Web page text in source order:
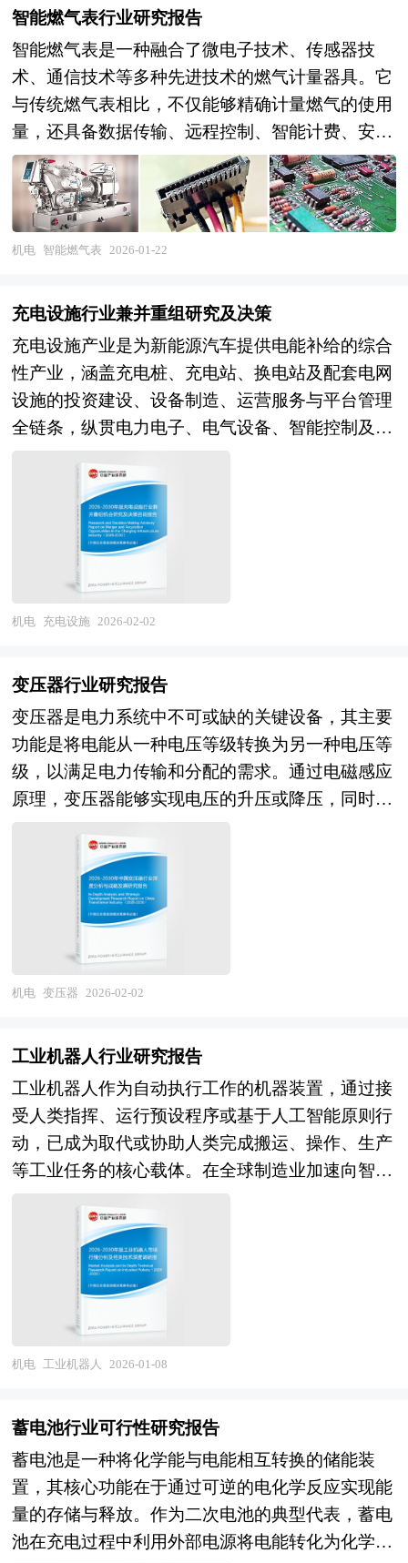
智能燃气表行业研究报告
智能燃气表是一种融合了微电子技术、传感器技
术、通信技术等多种先进技术的燃气计量器具。它
与传统燃气表相比，不仅能够精确计量燃气的使用
量，还具备数据传输、远程控制、智能计费、安全
监测等多种功能。例如，通过内置的传感器实时监
测燃气流量，利用通信模块将数据传输给燃气公司
的管理系统，实现远程抄表和缴费等功能。 在市
场竞争中，头部企业凭借多方面优势，正逐步扩大
入大量资金用于技术创新，如金卡智能在传感器技
术研发上不断突破，使得其智能燃气表计量精度远
超行业平均水平。在产品制造工艺方面，这些企业
拥有先进的生产设备和严格的质量管控体系，产品
质量可靠，性能稳定。品牌影响力也不容小觑，经
过多年市场耕耘，已在燃气公司、用户群体中树立
起良好口碑，与众多大型燃气公司建立长期稳定合
作关系，获得大量订单。 本研究咨询报告由中研
普华咨询公司领衔撰写，在大量周密的市场调研基
础上，主要依据国家统计局、商务部、国家发改
委、国家经济信息中心、国务院发展研究中心、工
信部、中国行业研究网、全国及海外多种相关报纸
客观、多角度地对中国智能燃气表市场进行了分析
研究。报告在总结中国智能燃气表发展历程的基础
上，结合新时期的各方面因素，对中国智能燃气表
的发展趋势给予了细致和审慎的预测论证。报告资
料详实，图表丰富，既有深入的分析，又有直观的
先机，能准确及时的针对自身环境调整经营策略。
机电 智能燃气表 2026-01-22
充电设施行业兼并重组研究及决策
充电设施产业是为新能源汽车提供电能补给的综合
性产业，涵盖充电桩、充电站、换电站及配套电网
设施的投资建设、设备制造、运营服务与平台管理
全链条，纵贯电力电子、电气设备、智能控制及物
互联网、智慧城市运营及商业地产等多维业态。作
为新能源汽车产业发展的关键基础设施，充电设施
不仅直接影响电动汽车的推广普及与用户体验，更
是构建新型电力系统、实现交通领域"双碳"目标及
推动能源结构转型的战略支撑，在新型工业化与能
源革命中发挥着不可替代的基础保障作用。 企业
所有权的形式，一家或多家公司的全部资产与责任
资产与责任的另一公司仍然完全以自身名义继续运
行。公司收购则是指一家公司经由收购另一公司的
股票或股份等方式，取得该另一公司的控制权或管
理权。企业在并购及资产重组活动中会涉及到诸多
专业问题，比如并购目标公司的选定，目标公司资
产估值，并购重组方式的选择、融资方式的选择，
并购成本的控制，并购的法律问题等等，面对这些
问题，企业内部因缺乏专业人才往往难以正确处
理，因而必须委托专业的顾问机构协助。 本报告
由中研普华咨询公司领衔撰写，在大量周密的市场
调研基础上，主要依据了国家统计局、国家海关总
协会、中国行业研究网等国家部门、行业协会、国
内外相关报刊杂志发表公布的基础信息以及专业研
究机构公布和提供的大量资料，对我国充电设施行
业的发展状况、竞争情况、发展趋势、行业技术等
背景进行了分析，并重点分析了我国充电设施行业
面临的挑战。报告还对国内外的充电设施行业兼并
重组案例分析，并对充电设施行业兼并重组趋势进
行了趋向研判，本报告定期对充电设施行业运行和
兼并重组事件进行监测，数据保持动态更新，是充
电设施相关企业、科研单位、投资机构等单位准确
了解目前充电设施行业兼并重组动态，把握企业定
询报告》外，我们也可以根据企业具体项目要求专
项编写专业定制版，并根据详细要求合理报价，为
企业兼并重组提供全程指引服务。 1、中研普华作
为卖方顾问提供的服务内容： 并购可行性分析、
价值评估咨询、业务诊断及分析；寻找与推荐策略
机电 充电设施 2026-02-02
变压器行业研究报告
变压器是电力系统中不可或缺的关键设备，其主要
功能是将电能从一种电压等级转换为另一种电压等
级，以满足电力传输和分配的需求。通过电磁感应
原理，变压器能够实现电压的升压或降压，同时还
运行。变压器的性能直接关系到电力系统的效率、
稳定性和可靠性，因此在发电、输电、配电以及各
类用电设备中都发挥着至关重要的作用。根据不同
的应用场景，变压器可以分为电力变压器、特种变
压器、干式变压器、油浸式变压器等多种类型，每
种类型都有其独特的技术特点和应用优势。 近年
升级等方面都取得了显著的进展。随着智能电网、
器行业面临着新的机遇和挑战。一方面，智能电网
的建设要求变压器具备更高的智能化水平，能够实
现远程监控、故障诊断和自动化控制，以提高电网
的运行效率和可靠性。另一方面，特高压输电技术
的推广对变压器的电压等级和容量提出了更高的要
求，促使变压器制造企业不断研发更高电压、更大
容量的变压器产品。此外，随着新能源发电的规模
不断扩大，如太阳能、风能等，变压器在新能源接
入和转换方面的作用日益凸显，需要适应新能源发
电的间歇性和波动性特点，开发出更加高效、稳定
的变压器产品。同时，随着环保意识的增强，干式
具有防火、防爆、无污染等优点，适用于城市中心
和特殊环境下的电力供应。未来，中国变压器行业
将进入一个新的发展阶段。从技术趋势来看，智能
化、高效化、小型化将成为变压器行业的重要发展
方向。智能化技术将使变压器能够实时监测运行状
机电 变压器 2026-02-02
工业机器人行业研究报告
工业机器人作为自动执行工作的机器装置，通过接
受人类指挥、运行预设程序或基于人工智能原则行
动，已成为取代或协助人类完成搬运、操作、生产
等工业任务的核心载体。在全球制造业加速向智能
制造的核心执行单元，更是推动产业升级、重构国
际竞争格局的关键技术支撑。 当前，中国工业机
器人产业正站在从规模扩张向质量跃升的历史拐
点。市场呈现结构性分化特征：一方面，传统汽车
制造、3C电子等领域渗透率持续提升，应用场景从
焊接、搬运等标准化环节向精密装配、质量检测等
半导体、生物医药等新兴行业需求爆发式增长，对
同时，产业面临核心零部件"卡脖子"困局，谐波减
速器、伺服电机等关键部件国产化进程虽加速突
破，但在高端领域仍存显著替代空间。内资品牌凭
借成本优势与场景创新快速崛起，而外资品牌通过
机电 工业机器人 2026-01-08
蓄电池行业可行性研究报告
蓄电池是一种将化学能与电能相互转换的储能装
置，其核心功能在于通过可逆的电化学反应实现能
量的存储与释放。作为二次电池的典型代表，蓄电
池在充电过程中利用外部电源将电能转化为化学能